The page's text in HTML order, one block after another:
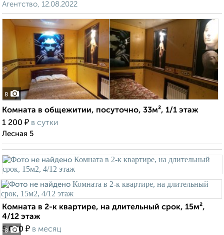
Агентство, 12.08.2022
8
Комната в общежитии, посуточно, 33м², 1/1 этаж
1 200 ₽ в сутки
Лесная 5
8
Комната в 2-к квартире, на длительный срок, 15м²,
4/12 этаж
5 000 ₽ в месяц